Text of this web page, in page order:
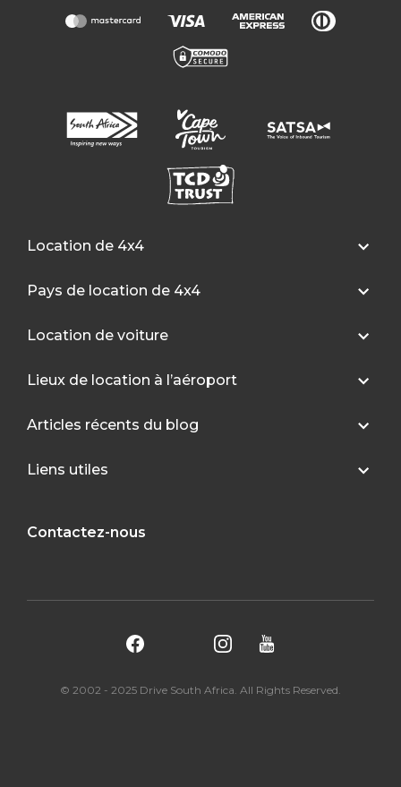
Location de 4x4
Pays de location de 4x4
Location de voiture
Lieux de location à l’aéroport
Articles récents du blog
Liens utiles
Contactez-nous
© 2002 - 2025 Drive South Africa. All Rights Reserved.